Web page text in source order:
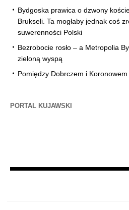
Bydgoska prawica o dzwony
Brukseli. Ta mogłaby jednak coś
suwerenności Polski
Bezrobocie rosło – a Metropolia
zieloną wyspą
Pomiędzy Dobrczem i
PORTAL KUJAWSKI